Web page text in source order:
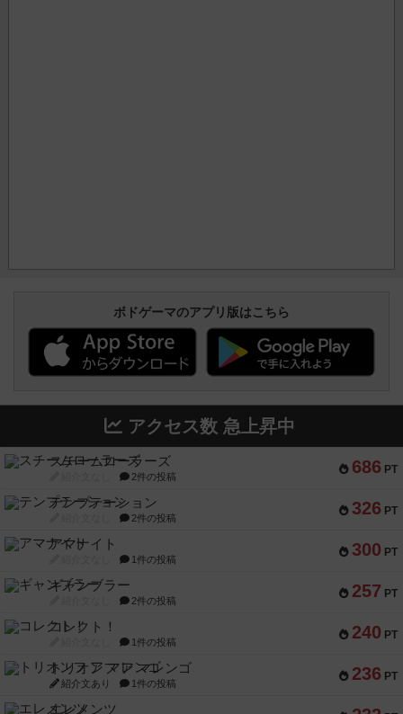
ボドゲーマのアプリ版はこちら
アクセス数 急上昇中
686 PT
スチームローラーズ
2件の投稿
326 PT
テンプテーション
2件の投稿
300 PT
アマナイト
1件の投稿
257 PT
ギャンブラー
2件の投稿
240 PT
コレクト！
1件の投稿
236 PT
トリオンフ ア マレンゴ
紹介文あり 1件の投稿
エレメンツ